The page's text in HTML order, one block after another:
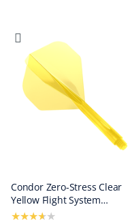
Condor Zero-Stress Clear
Yellow Flight System
Standard